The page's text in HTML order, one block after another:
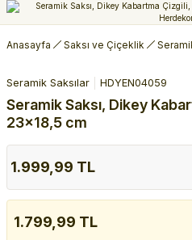
Anasayfa Saksı ve Çiçeklik
Seramik Saksılar HDYEN04059
Seramik Saksı, Dikey
23x18,5 cm
1.999,99 TL
1.799,99 TL